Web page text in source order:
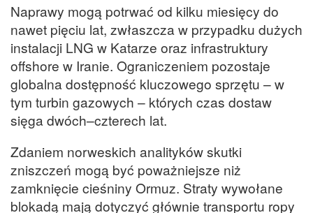
Naprawy mogą potrwać od kilku miesięcy do
nawet pięciu lat, zwłaszcza w przypadku dużych
instalacji LNG w Katarze oraz infrastruktury
offshore w Iranie. Ograniczeniem pozostaje
globalna dostępność kluczowego sprzętu – w
tym turbin gazowych – których czas dostaw
sięga dwóch–czterech lat.
Zdaniem norweskich analityków skutki
zniszczeń mogą być poważniejsze niż
zamknięcie cieśniny Ormuz. Straty wywołane
blokadą mają dotyczyć głównie transportu ropy